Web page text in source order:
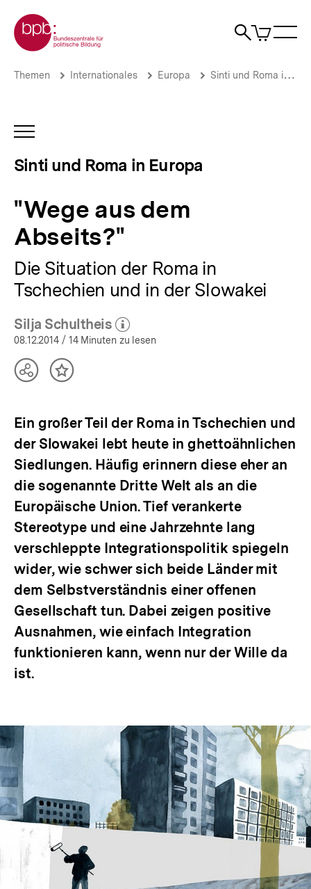
zum
Seiteninhalt
springen
Zur Startseite der bpb
Suche
Artikel
im
"Wege
Sinti
Roma
Europa
bpb.de
Brotkrümelnavigation
Pfadnavigation
Themen Internationales Europa Sinti und Roma in Europa
INHALTSNAVIGATION
Sinti und Roma in Europa
"Wege aus dem
Abseits?"
Die Situation der Roma in
Tschechien und in der Slowakei
Silja Schultheis
(Mehr zum Autor)
öffnen
08.12.2014 / 14 Minuten zu lesen
TeilenInhalt
Ein großer Teil der Roma in Tschechien und
der Slowakei lebt heute in ghettoähnlichen
Siedlungen. Häufig erinnern diese eher an
die sogenannte Dritte Welt als an die
Europäische Union. Tief verankerte
Stereotype und eine Jahrzehnte lang
verschleppte Integrationspolitik spiegeln
wider, wie schwer sich beide Länder mit
dem Selbstverständnis einer offenen
Gesellschaft tun. Dabei zeigen positive
Ausnahmen, wie einfach Integration
funktionieren kann, wenn nur der Wille da
ist.